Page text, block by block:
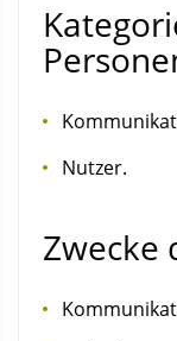
Nutzer.
Zwecke